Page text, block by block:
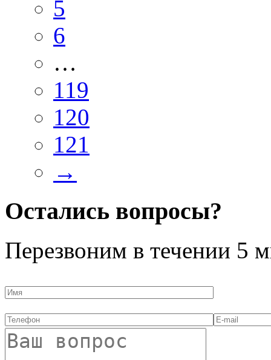
5
6
…
119
120
121
→
Остались вопросы?
Перезвоним в течении 5